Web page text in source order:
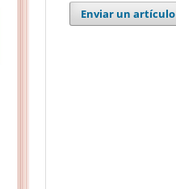
Enviar un artículo